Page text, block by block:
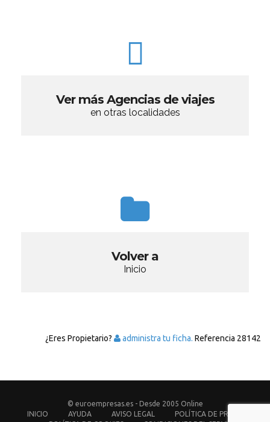
Ver más Agencias de viajes
en otras localidades
Volver a
Inicio
¿Eres Propietario? administra tu ficha. Referencia 28142
© euroempresas.es - Desde 2005 Online
INICIO
AYUDA AVISO LEGAL
POLÍTICA DE PRIVACIDAD